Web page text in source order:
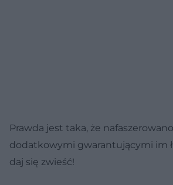
Prawda jest taka, że
dodatkowymi gwarantującymi im
daj się zwieść!